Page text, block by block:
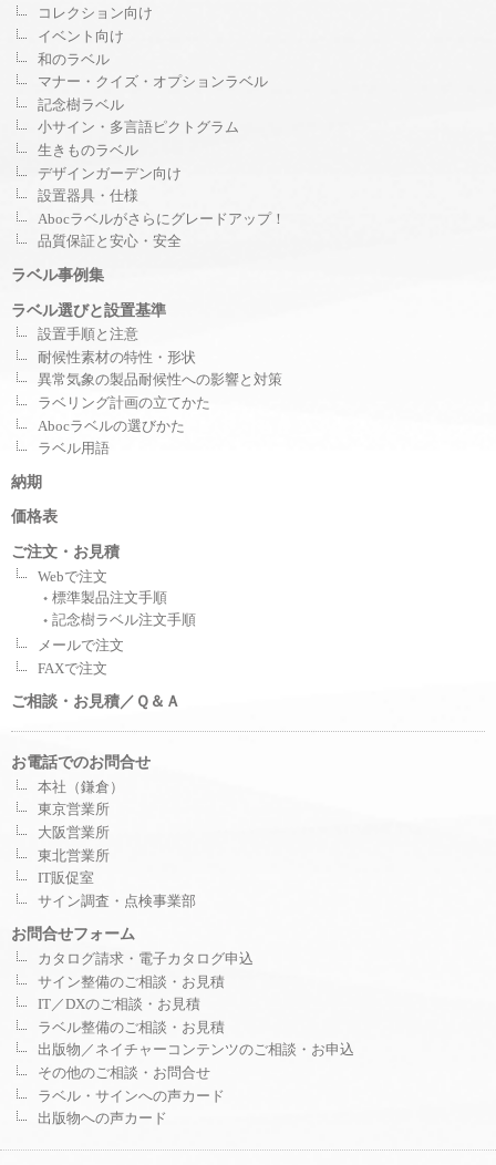
コレクション向け
イベント向け
和のラベル
マナー・クイズ・オプションラベル
記念樹ラベル
小サイン・多言語ピクトグラム
生きものラベル
デザインガーデン向け
設置器具・仕様
Abocラベルがさらにグレードアップ！
品質保証と安心・安全
ラベル事例集
ラベル選びと設置基準
設置手順と注意
耐候性素材の特性・形状
異常気象の製品耐候性への影響と対策
ラベリング計画の立てかた
Abocラベルの選びかた
ラベル用語
納期
価格表
ご注文・お見積
Webで注文
標準製品注文手順
記念樹ラベル注文手順
メールで注文
FAXで注文
ご相談・お見積／Ｑ＆Ａ
お電話でのお問合せ
本社（鎌倉）
東京営業所
大阪営業所
東北営業所
IT販促室
サイン調査・点検事業部
お問合せフォーム
カタログ請求・電子カタログ申込
サイン整備のご相談・お見積
IT／DXのご相談・お見積
ラベル整備のご相談・お見積
出版物／ネイチャーコンテンツのご相談・お申込
その他のご相談・お問合せ
ラベル・サインへの声カード
出版物への声カード